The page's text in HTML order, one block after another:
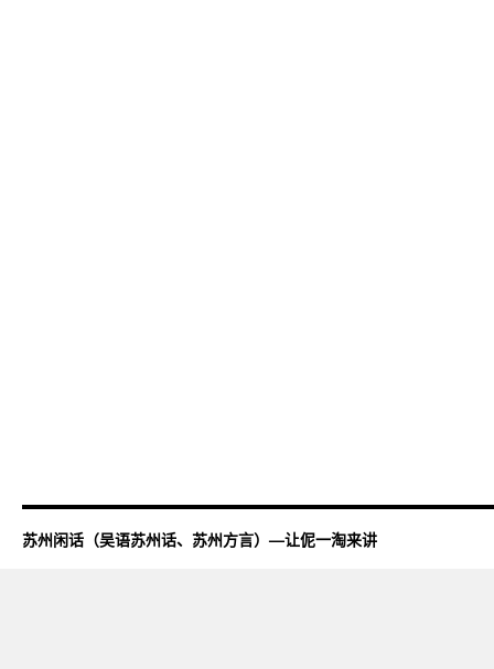
苏州闲话（吴语苏州话、苏州方言）—让伲一淘来讲